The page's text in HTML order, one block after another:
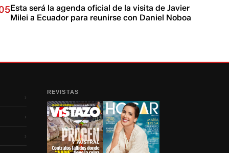
Esta será la agenda oficial de la visita de Javier
Milei a Ecuador para reunirse con Daniel Noboa
›
›
›
REVISTAS